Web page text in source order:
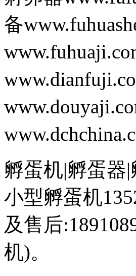
备
孵蛋机|孵蛋器
小型孵蛋机
及售后
机)。